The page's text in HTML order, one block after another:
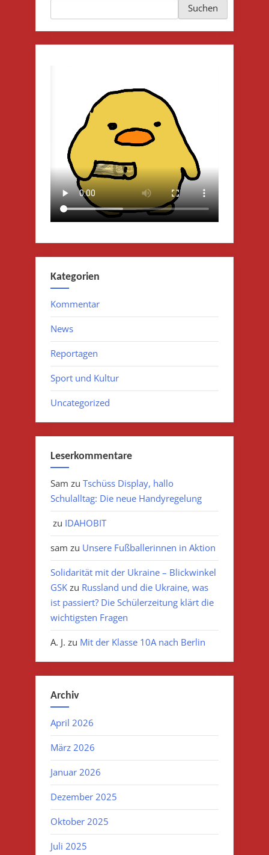
Suchen
Kategorien
Kommentar
News
Reportagen
Sport und Kultur
Uncategorized
Leserkommentare
Sam zu Tschüss Display, hallo
Schulalltag: Die neue Handyregelung
zu IDAHOBIT
sam zu Unsere Fußballerinnen in Aktion
Solidarität mit der Ukraine – Blickwinkel
GSK zu Russland und die Ukraine, was
ist passiert? Die Schülerzeitung klärt die
wichtigsten Fragen
A. J. zu Mit der Klasse 10A nach Berlin
Archiv
April 2026
März 2026
Januar 2026
Dezember 2025
Oktober 2025
Juli 2025